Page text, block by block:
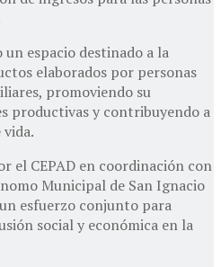
un espacio destinado a la
elaborados por personas
promoviendo su
productivas y contribuyendo a
el CEPAD en coordinación con
Municipal de San Ignacio
esfuerzo conjunto para
social y económica en la